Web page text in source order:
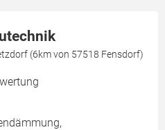
(6km von 57518 Fensdorf)